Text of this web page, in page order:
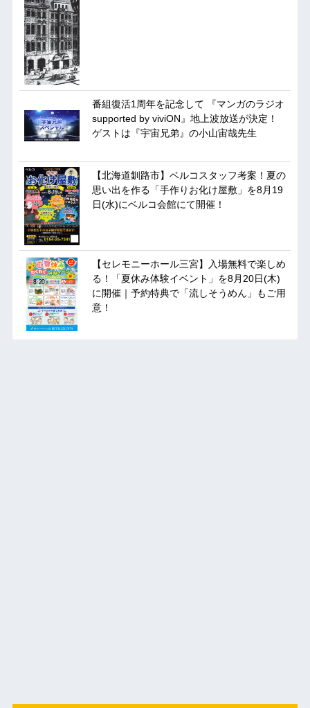
番組復活1周年を記念して 『マンガのラジオ
supported by viviON』地上波放送が決定！
ゲストは『宇宙兄弟』の小山宙哉先生
【北海道釧路市】ベルコスタッフ考案！夏の
思い出を作る「手作りお化け屋敷」を8月19
日(水)にベルコ会館にて開催！
【セレモニーホール三宮】入場無料で楽しめ
る！「夏休み体験イベント」を8月20日(木)
に開催｜予約特典で「流しそうめん」もご用
意！